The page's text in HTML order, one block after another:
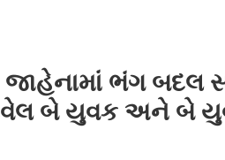
જાહેનામાં ભંગ
બે યુવક અને બે